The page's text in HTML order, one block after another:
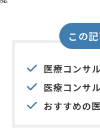
この
医療コンサ
医療コンサ
おすすめの